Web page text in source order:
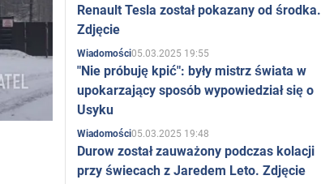
Renault Tesla został pokazany od środka.
Zdjęcie
Wiadomości05.03.2025 19:55
"Nie próbuję kpić": były mistrz świata w
upokarzający sposób wypowiedział się o
Usyku
Wiadomości05.03.2025 19:48
Durow został zauważony podczas kolacji
przy świecach z Jaredem Leto. Zdjęcie